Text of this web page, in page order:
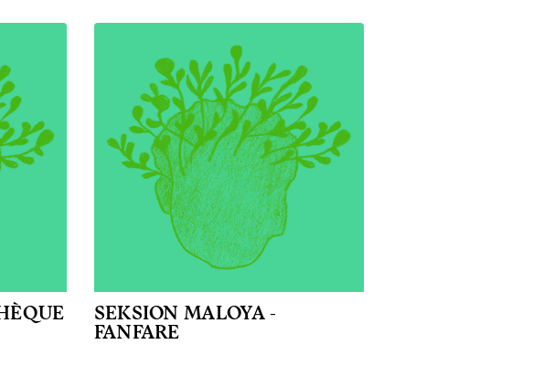
SEKSION MALOYA -
FANFARE